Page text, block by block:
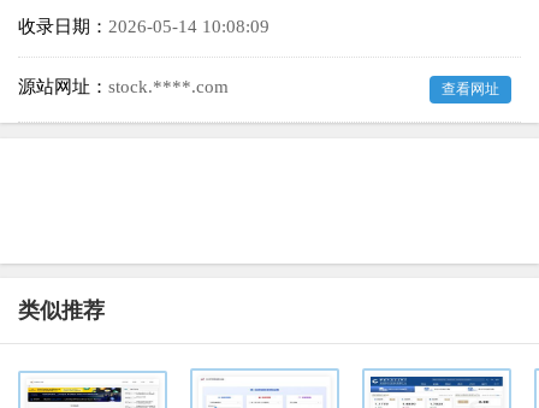
收录日期： 2026-05-14 10:08:09
源站网址： stock.****.com 查看网址
类似推荐